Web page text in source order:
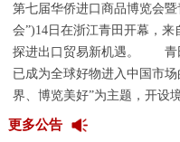
第七届华侨进口商品博览会
会”)14日在浙江青田开幕，
探进出口贸易新机遇。 青
已成为全球好物进入中国市
界、博览美好”为主题，开设
题展区，邀请境内外企业
更多公告